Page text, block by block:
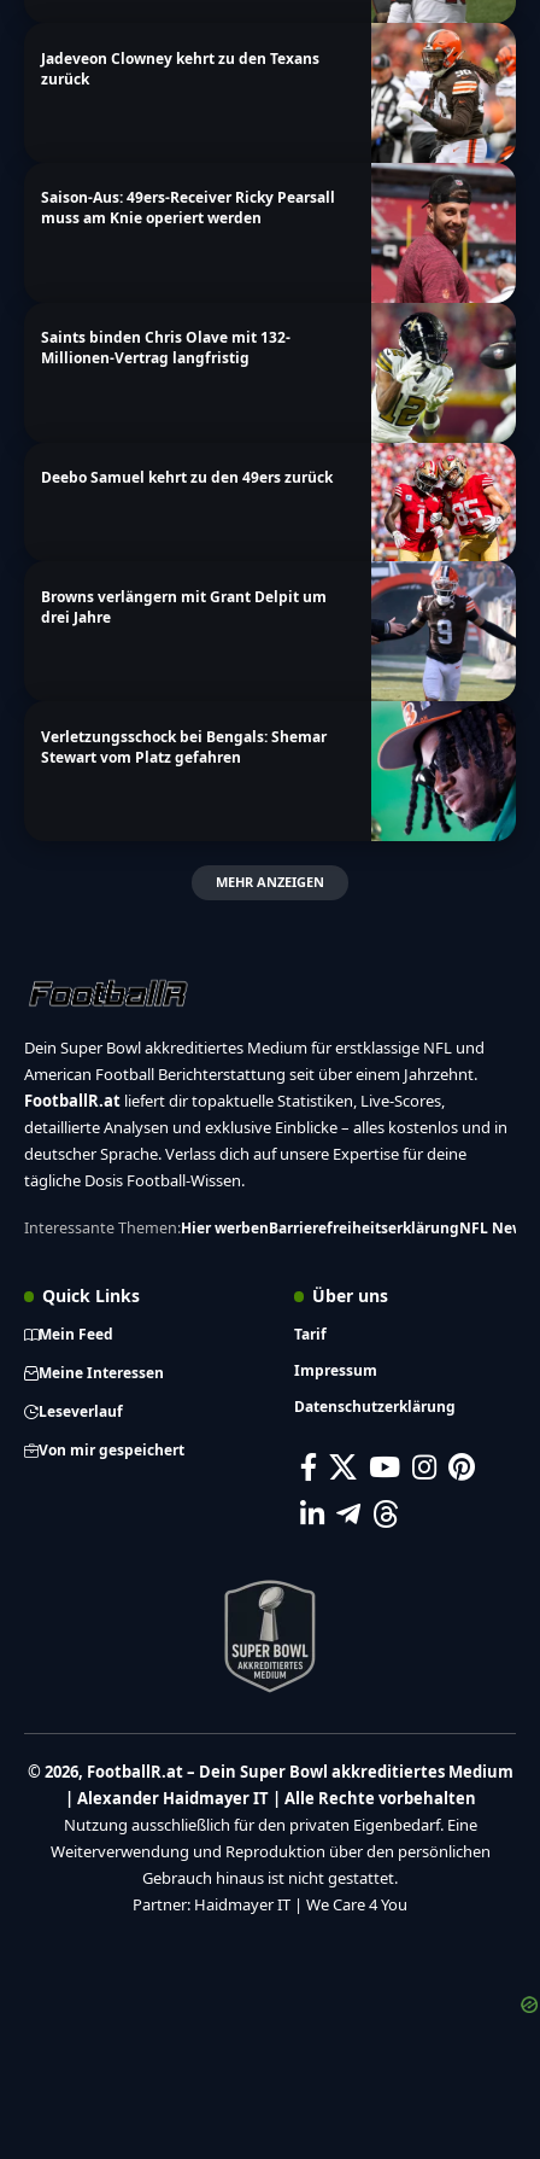
Jadeveon Clowney kehrt zu den Texans
zurück
Saison-Aus: 49ers-Receiver Ricky Pearsall
muss am Knie operiert werden
Saints binden Chris Olave mit 132-
Millionen-Vertrag langfristig
Deebo Samuel kehrt zu den 49ers zurück
Browns verlängern mit Grant Delpit um
drei Jahre
Verletzungsschock bei Bengals: Shemar
Stewart vom Platz gefahren
MEHR ANZEIGEN
Dein Super Bowl akkreditiertes Medium für erstklassige NFL und
American Football Berichterstattung seit über einem Jahrzehnt.
FootballR.at liefert dir topaktuelle Statistiken, Live-Scores,
detaillierte Analysen und exklusive Einblicke – alles kostenlos und in
deutscher Sprache. Verlass dich auf unsere Expertise für deine
tägliche Dosis Football-Wissen.
Interessante Themen:Hier werbenBarrierefreiheitserklärungNFL News
Quick Links
Mein Feed
Meine Interessen
Leseverlauf
Von mir gespeichert
Über uns
Tarif
Impressum
Datenschutzerklärung
© 2026, FootballR.at – Dein Super Bowl akkreditiertes Medium
| Alexander Haidmayer IT | Alle Rechte vorbehalten
Nutzung ausschließlich für den privaten Eigenbedarf. Eine
Weiterverwendung und Reproduktion über den persönlichen
Gebrauch hinaus ist nicht gestattet.
Partner: Haidmayer IT | We Care 4 You